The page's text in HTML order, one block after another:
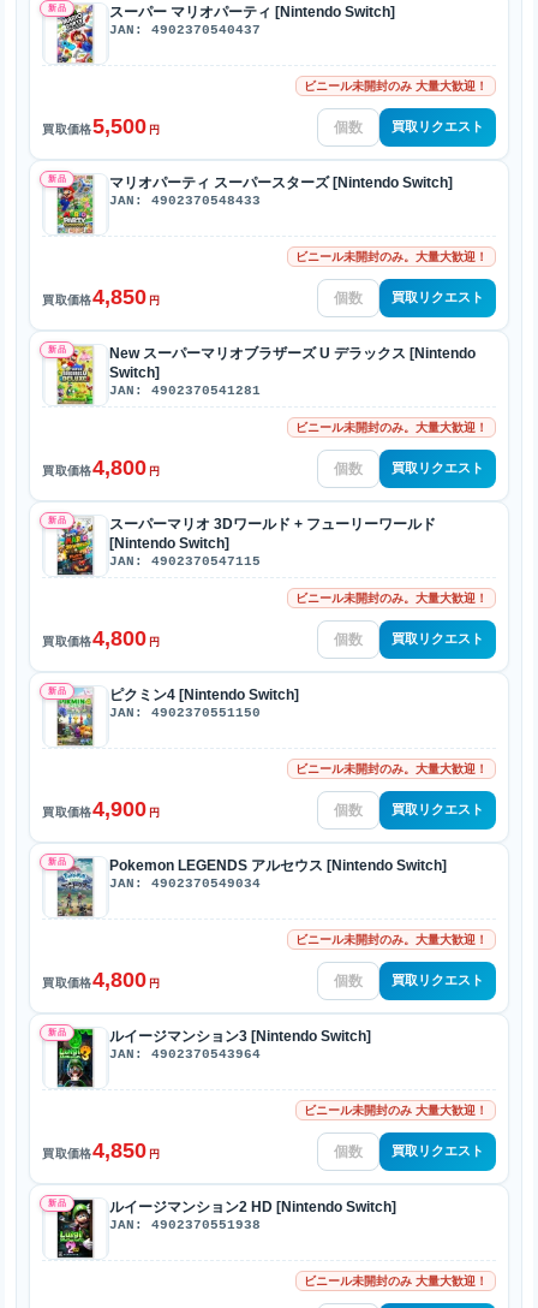
新品 スーパー マリオパーティ [Nintendo Switch]
JAN: 4902370540437
ビニール未開封のみ 大量大歓迎！
買取価格5,500 円 買取リクエスト
新品 マリオパーティ スーパースターズ [Nintendo Switch]
JAN: 4902370548433
ビニール未開封のみ。大量大歓迎！
買取価格4,850 円 買取リクエスト
新品
New スーパーマリオブラザーズ U デラックス [Nintendo
Switch]
JAN: 4902370541281
ビニール未開封のみ。大量大歓迎！
買取価格4,800 円 買取リクエスト
新品
スーパーマリオ 3Dワールド + フューリーワールド
[Nintendo Switch]
JAN: 4902370547115
ビニール未開封のみ。大量大歓迎！
買取価格4,800 円 買取リクエスト
新品 ピクミン4 [Nintendo Switch]
JAN: 4902370551150
ビニール未開封のみ。大量大歓迎！
買取価格4,900 円 買取リクエスト
新品 Pokemon LEGENDS アルセウス [Nintendo Switch]
JAN: 4902370549034
ビニール未開封のみ。大量大歓迎！
買取価格4,800 円 買取リクエスト
新品 ルイージマンション3 [Nintendo Switch]
JAN: 4902370543964
ビニール未開封のみ 大量大歓迎！
買取価格4,850 円 買取リクエスト
新品 ルイージマンション2 HD [Nintendo Switch]
JAN: 4902370551938
ビニール未開封のみ 大量大歓迎！